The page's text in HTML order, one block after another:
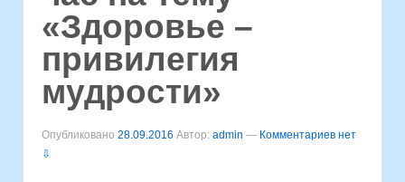
«Здоровье –
привилегия
мудрости»
Опубликовано 28.09.2016 Автор: admin — Комментариев нет
⇩